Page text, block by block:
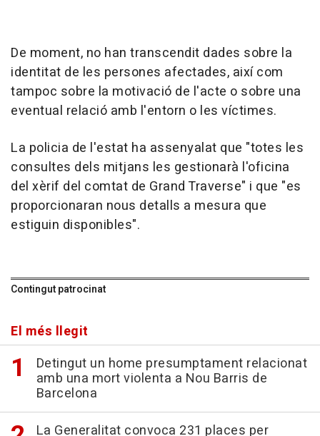
De moment, no han transcendit dades sobre la
identitat de les persones afectades, així com
tampoc sobre la motivació de l'acte o sobre una
eventual relació amb l'entorn o les víctimes.
La policia de l'estat ha assenyalat que "totes les
consultes dels mitjans les gestionarà l'oficina
del xèrif del comtat de Grand Traverse" i que "es
proporcionaran nous detalls a mesura que
estiguin disponibles".
Contingut patrocinat
El més llegit
Detingut un home presumptament relacionat
amb una mort violenta a Nou Barris de
Barcelona
La Generalitat convoca 231 places per